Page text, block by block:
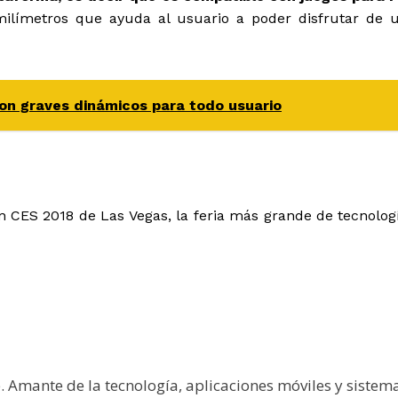
que ayuda al usuario a poder disfrutar de
graves dinámicos para todo usuario
2018 de Las Vegas, la feria más grande de
de la tecnología, aplicaciones móviles y